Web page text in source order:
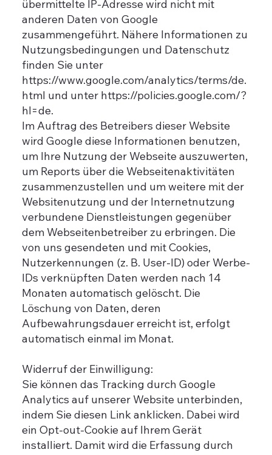
übermittelte IP-Adresse wird nicht mit
anderen Daten von Google
zusammengeführt. Nähere Informationen zu
Nutzungsbedingungen und Datenschutz
finden Sie unter
https://www.google.com/analytics/terms/de.
html und unter https://policies.google.com/?
hl=de.
Im Auftrag des Betreibers dieser Website
wird Google diese Informationen benutzen,
um Ihre Nutzung der Webseite auszuwerten,
um Reports über die Webseitenaktivitäten
zusammenzustellen und um weitere mit der
Websitenutzung und der Internetnutzung
verbundene Dienstleistungen gegenüber
dem Webseitenbetreiber zu erbringen. Die
von uns gesendeten und mit Cookies,
Nutzerkennungen (z. B. User-ID) oder Werbe-
IDs verknüpften Daten werden nach 14
Monaten automatisch gelöscht. Die
Löschung von Daten, deren
Aufbewahrungsdauer erreicht ist, erfolgt
automatisch einmal im Monat.
Widerruf der Einwilligung:
Sie können das Tracking durch Google
Analytics auf unserer Website unterbinden,
indem Sie diesen Link anklicken. Dabei wird
ein Opt-out-Cookie auf Ihrem Gerät
installiert. Damit wird die Erfassung durch